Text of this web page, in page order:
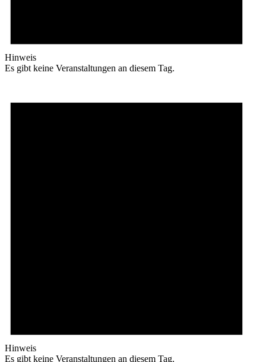
Hinweis
Es gibt keine Veranstaltungen an diesem Tag.
Hinweis
Es gibt keine Veranstaltungen an diesem Tag.